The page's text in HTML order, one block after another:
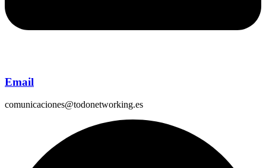
Email
comunicaciones@todonetworking.es